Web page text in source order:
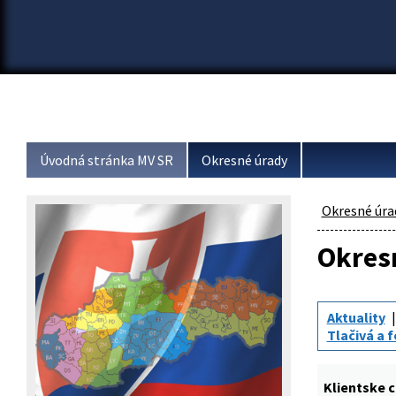
Úvodná stránka MV SR Okresné úrady
Okresné
Aktuality
Tlačivá a
Klientske